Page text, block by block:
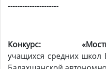
---------------------
Конкурс: «Мосты
учащихся средних школ